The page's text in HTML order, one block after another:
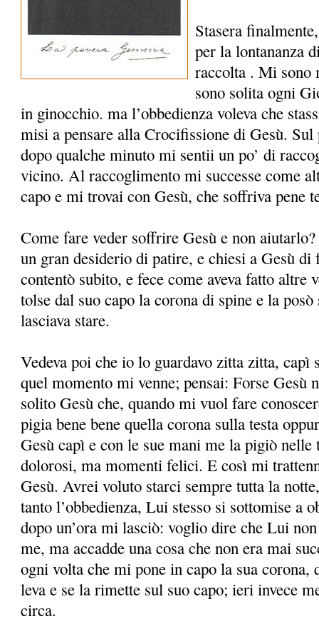
Stasera
per la lontananza
raccolta . Mi sono
sono solita ogni
in ginocchio. ma l’obbedienza voleva che
misi a pensare alla Crocifissione di Gesù.
dopo qualche minuto mi sentii un po’ di
vicino. Al raccoglimento mi successe come
capo e mi trovai con Gesù, che soffriva pene
Come fare veder soffrire Gesù e non
un gran desiderio di patire, e chiesi a Gesù
contentò subito, e fece come aveva fatto
tolse dal suo capo la corona di spine e la
lasciava stare.
Vedeva poi che io lo guardavo zitta zitta, capì
quel momento mi venne; pensai: Forse Gesù
solito Gesù che, quando mi vuol fare
pigia bene bene quella corona sulla testa
Gesù capì e con le sue mani me la pigiò
dolorosi, ma momenti felici. E così mi
Gesù. Avrei voluto starci sempre tutta la
tanto l’obbedienza, Lui stesso si sottomise a
dopo un’ora mi lasciò: voglio dire che Lui
me, ma accadde una cosa che non era mai
ogni volta che mi pone in capo la sua corona,
leva e se la rimette sul suo capo; ieri invece
circa.